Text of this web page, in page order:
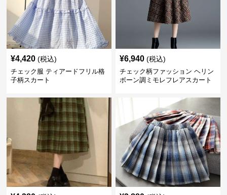
¥4,420 (税込)
チェック服 ティアードフリル格
子柄スカート
¥6,940 (税込)
チェック柄ファッション ヘリン
ボーン調ミモレフレアスカート